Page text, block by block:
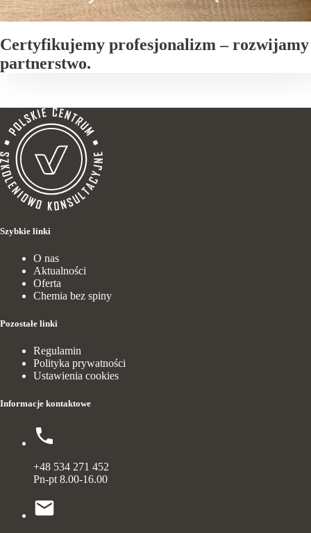
Certyfikujemy profesjonalizm – rozwijamy
partnerstwo.
Szybkie linki
O nas
Aktualności
Oferta
Chemia bez spiny
Pozostałe linki
Regulamin
Polityka prywatności
Ustawienia cookies
Informacje kontaktowe
+48 534 271 452
Pn-pt 8.00-16.00